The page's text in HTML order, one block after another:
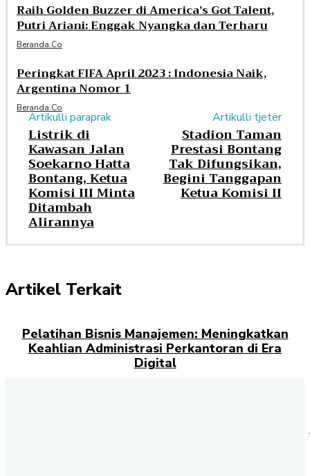
Raih Golden Buzzer di America’s Got Talent,
Putri Ariani: Enggak Nyangka dan Terharu
Beranda.co
Peringkat FIFA April 2023 : Indonesia Naik,
Argentina Nomor 1
Beranda.co
Artikulli paraprak
Listrik di
Kawasan Jalan
Soekarno Hatta
Bontang, Ketua
Komisi III Minta
Ditambah
Alirannya
Artikulli tjetër
Stadion Taman
Prestasi Bontang
Tak Difungsikan,
Begini Tanggapan
Ketua Komisi II
Artikel Terkait
Pelatihan Bisnis Manajemen: Meningkatkan
Keahlian Administrasi Perkantoran di Era
Digital